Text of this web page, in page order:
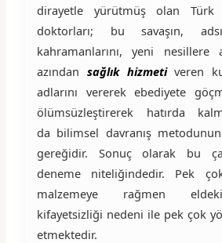
dirayetle yürütmüş olan Türk
doktorları; bu savaşın,
kahramanlarını, yeni
azından sağlık hizmeti veren
adlarını vererek ebediyete
ölümsüzleştirerek hatırda
da bilimsel davranış
gereğidir. Sonuç olarak bu
deneme niteliğindedir. Pek
malzemeye rağmen
kifayetsizliği nedeni ile pek çok
etmektedir.